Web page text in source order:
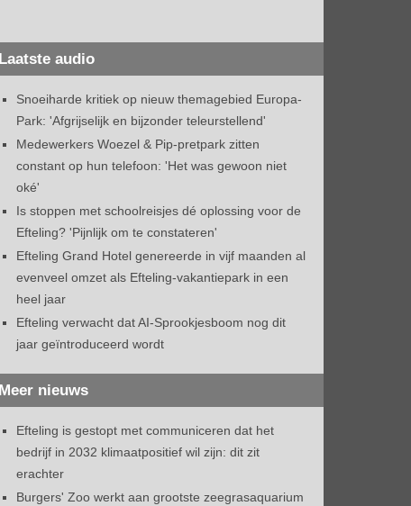
Laatste audio
Snoeiharde kritiek op nieuw themagebied Europa-
Park: 'Afgrijselijk en bijzonder teleurstellend'
Medewerkers Woezel & Pip-pretpark zitten
constant op hun telefoon: 'Het was gewoon niet
oké'
Is stoppen met schoolreisjes dé oplossing voor de
Efteling? 'Pijnlijk om te constateren'
Efteling Grand Hotel genereerde in vijf maanden al
evenveel omzet als Efteling-vakantiepark in een
heel jaar
Efteling verwacht dat AI-Sprookjesboom nog dit
jaar geïntroduceerd wordt
Meer nieuws
Efteling is gestopt met communiceren dat het
bedrijf in 2032 klimaatpositief wil zijn: dit zit
erachter
Burgers' Zoo werkt aan grootste zeegrasaquarium